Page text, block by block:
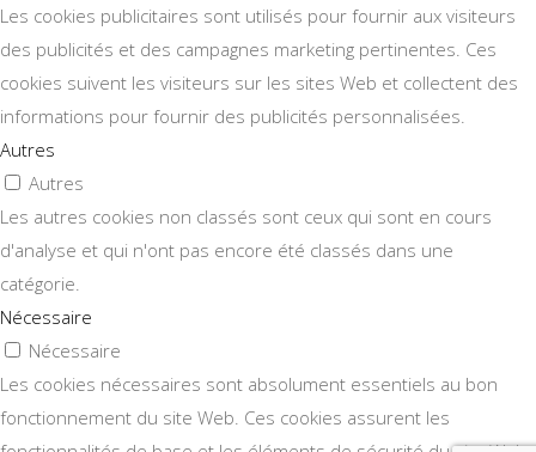
Les cookies publicitaires sont utilisés pour fournir aux visiteurs
des publicités et des campagnes marketing pertinentes. Ces
cookies suivent les visiteurs sur les sites Web et collectent des
informations pour fournir des publicités personnalisées.
Autres
Autres
Les autres cookies non classés sont ceux qui sont en cours
d'analyse et qui n'ont pas encore été classés dans une
catégorie.
Nécessaire
Nécessaire
Les cookies nécessaires sont absolument essentiels au bon
fonctionnement du site Web. Ces cookies assurent les